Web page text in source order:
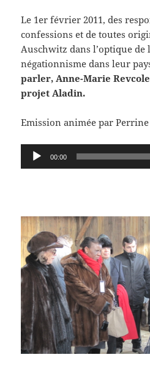
Le 1er février 2011, des
confessions et de toutes
Auschwitz dans l’optique
négationnisme dans leur
parler, Anne-Marie
projet Aladin.
Emission animée par
Lecteur00:00